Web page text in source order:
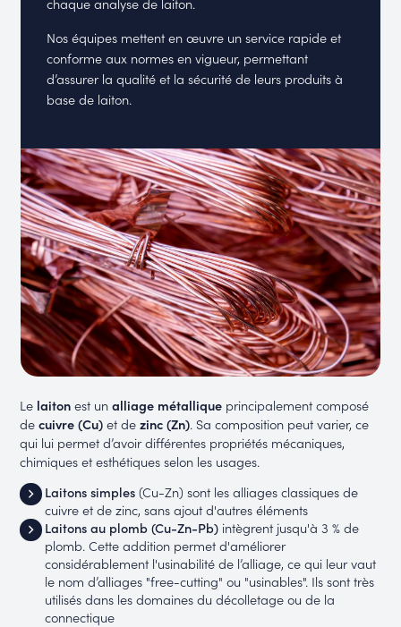
Nos équipes mettent en œuvre un service rapide et
conforme aux normes en vigueur, permettant
d’assurer la qualité et la sécurité de leurs produits à
base de laiton.
Le laitonest unalliage métallique principalement composé
decuivre (Cu)et dezinc (Zn). Sa composition peut varier, ce
qui lui permet d’avoir différentes propriétés mécaniques,
chimiques et esthétiques selon les usages.
Laitons simples(Cu-Zn) sont les alliages classiques de
cuivre et de zinc, sans ajout d'autres éléments
Laitons au plomb (Cu-Zn-Pb)intègrent jusqu'à 3 % de
plomb. Cette addition permet d'améliorer
considérablement l'usinabilité de l’alliage, ce qui leur vaut
le nom d’alliages "free-cutting" ou "usinables". Ils sont très
utilisés dans les domaines du décolletage ou de la
connectique